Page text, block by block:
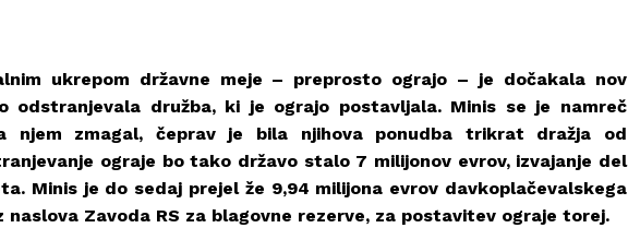
ukrepom državne meje – preprosto ograjo – je dočakala nov
odstranjevala družba, ki je ograjo postavljala. Minis se je namreč
njem zmagal, čeprav je bila njihova ponudba trikrat dražja od
ograje bo tako državo stalo 7 milijonov evrov, izvajanje del
Minis je do sedaj prejel že 9,94 milijona evrov davkoplačevalskega
naslova Zavoda RS za blagovne rezerve, za postavitev ograje torej.